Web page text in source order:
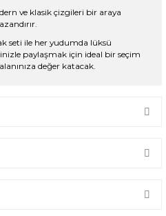
ve klasik çizgileri bir araya
seti ile her yudumda lüksü
paylaşmak için ideal bir seçim
değer katacak.
başkalarının doğru seçim